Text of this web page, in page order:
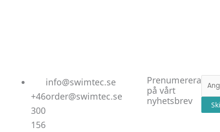
+46
300
156
info@swimtec.se
order@swimtec.se
Prenumerera
på vårt
nyhetsbrev
E-
post